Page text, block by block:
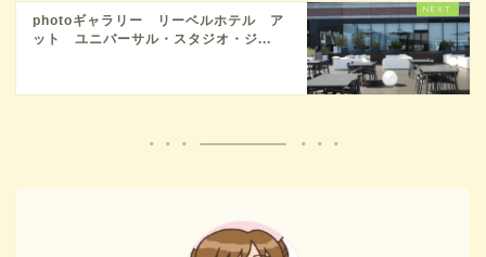
photoギャラリー リーベルホテル ア
ット ユニバーサル・スタジオ・ジ...